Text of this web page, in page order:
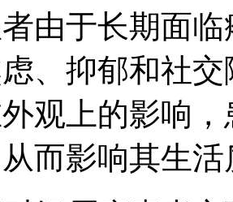
由于长期面
、抑郁和社
观上的影响
而影响其生